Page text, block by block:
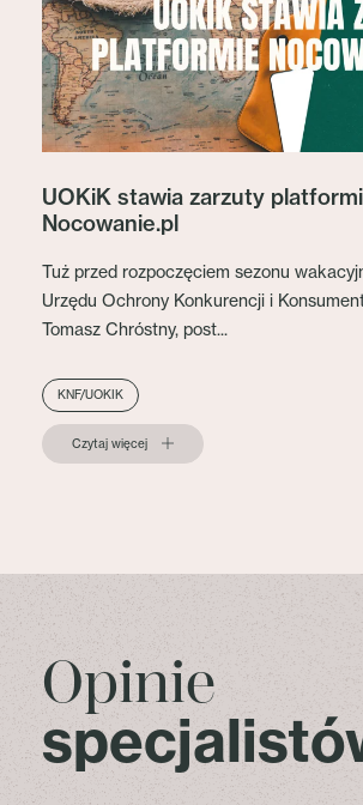
UOKiK stawia zarzuty
Nocowanie.pl
Tuż przed rozpoczęciem sezonu
Urzędu Ochrony Konkurencji i
Tomasz Chróstny, post...
KNF/UOKIK
Czytaj więcej
Opinie